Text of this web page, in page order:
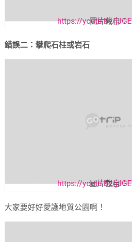
圖片截自：
https://youtu.be/
錯誤二：攀爬石柱或岩石
圖片截自：
https://youtu.be/
大家要好好愛護地質公園啊！